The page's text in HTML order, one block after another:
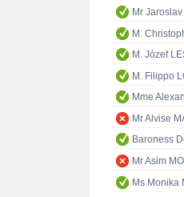
Mr
M.
M. Józef
M. Filippo
Mme
Mr Alvise
Baroness
Mr Asim
Ms Monika